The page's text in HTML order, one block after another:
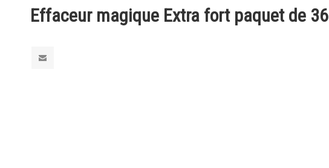
Effaceur magique Extra fort paquet de 36